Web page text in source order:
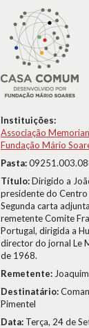
Instituições:
Associação
Fundação Mário
Pasta:
Título:Dirigido a
presidente do Centro
Segunda carta
remetente Comite
Portugal, dirigida a
director do jornal Le
de 1968.
Remetente:
Destinatário:
Pimentel
Data: Terça, 24 de